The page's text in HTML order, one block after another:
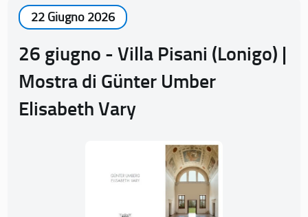
22 Giugno 2026
26 giugno - Villa Pisani (Lonigo) |
Mostra di Günter Umber
Elisabeth Vary